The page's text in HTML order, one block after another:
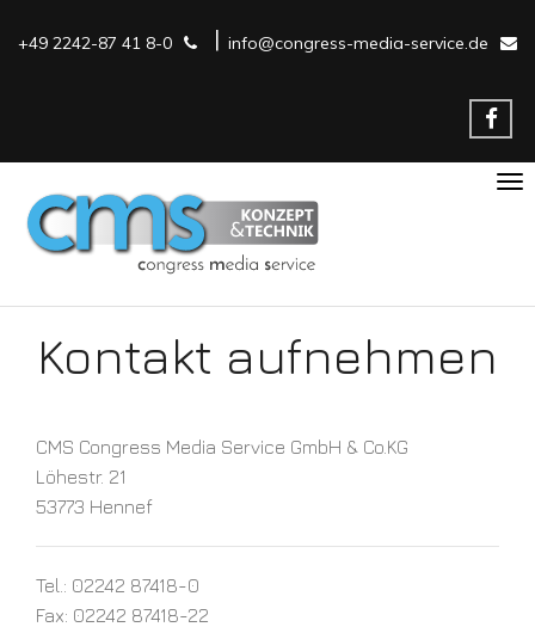
+49 2242-87 41 8-0 | info@congress-media-service.de
Kontakt aufnehmen
CMS Congress Media Service GmbH & Co.KG
Löhestr. 21
53773 Hennef
Tel.: 02242 87418-0
Fax: 02242 87418-22